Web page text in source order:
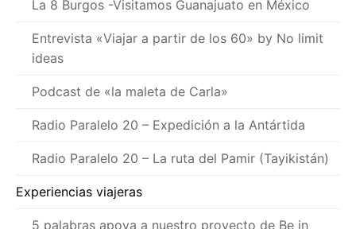
La 8 Burgos -Visitamos Guanajuato en México
Entrevista «Viajar a partir de los 60» by No limit
ideas
Podcast de «la maleta de Carla»
Radio Paralelo 20 – Expedición a la Antártida
Radio Paralelo 20 – La ruta del Pamir (Tayikistán)
Experiencias viajeras
5 palabras apoya a nuestro proyecto de Be in